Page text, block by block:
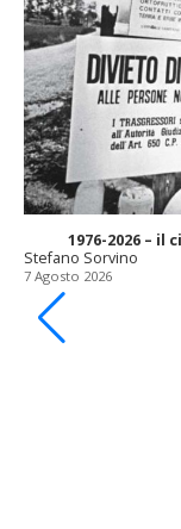
1976-2026 – il
Stefano Sorvino
7 Agosto 2026